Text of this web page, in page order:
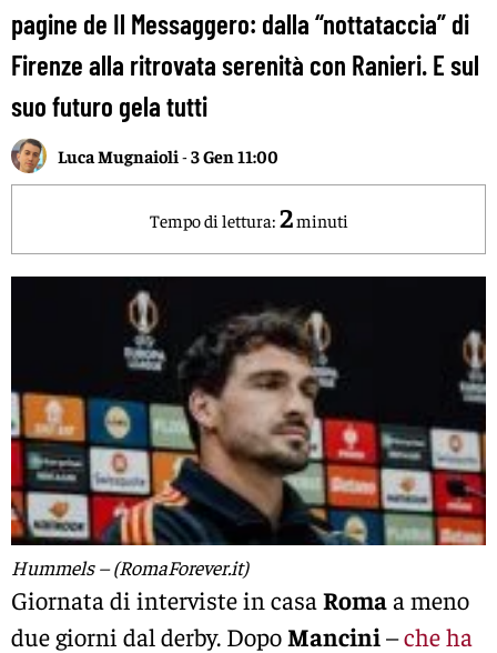
pagine de Il Messaggero: dalla “nottataccia” di
Firenze alla ritrovata serenità con Ranieri. E sul
suo futuro gela tutti
Luca Mugnaioli -3 Gen 11:00
Tempo di lettura: 2minuti
Hummels – (RomaForever.it)
Giornata di interviste in casa Romaa meno
due giorni dal derby. Dopo Mancini–che ha